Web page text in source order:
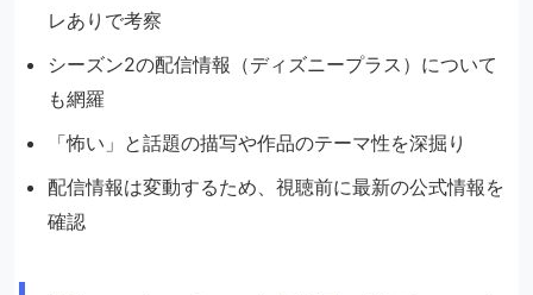
レありで考察
シーズン2の配信情報（ディズニープラス）について
も網羅
「怖い」と話題の描写や作品のテーマ性を深掘り
配信情報は変動するため、視聴前に最新の公式情報を
確認